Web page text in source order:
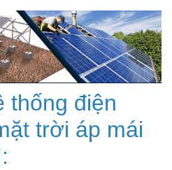
thống điện
trời áp mái